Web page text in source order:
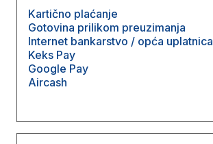
Kartično plaćanje
Gotovina prilikom preuzimanja
Internet bankarstvo / opća uplatnica
Keks Pay
Google Pay
Aircash